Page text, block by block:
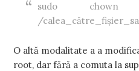
sudo chown
/
O altă modalitate a a
root, dar fără a comuta la